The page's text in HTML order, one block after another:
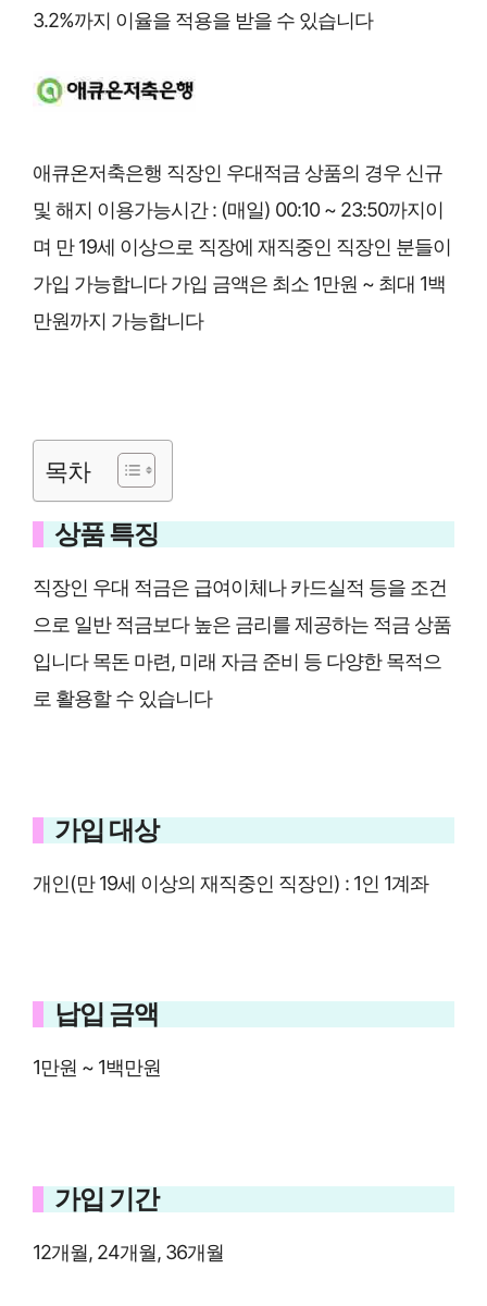
3.2%까지 이율을 적용을 받을 수 있습니다
애큐온저축은행 직장인 우대적금 상품의 경우 신규
및 해지 이용가능시간 : (매일) 00:10 ~ 23:50까지이
며 만 19세 이상으로 직장에 재직중인 직장인 분들이
가입 가능합니다 가입 금액은 최소 1만원 ~ 최대 1백
만원까지 가능합니다
목차
상품 특징
직장인 우대 적금은 급여이체나 카드실적 등을 조건
으로 일반 적금보다 높은 금리를 제공하는 적금 상품
입니다 목돈 마련, 미래 자금 준비 등 다양한 목적으
로 활용할 수 있습니다
가입 대상
개인(만 19세 이상의 재직중인 직장인) : 1인 1계좌
납입 금액
1만원 ~ 1백만원
가입 기간
12개월, 24개월, 36개월